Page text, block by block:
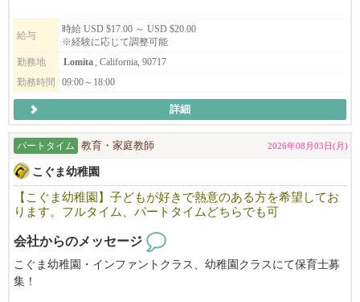
経験者優遇ですが、未経験でもOK。丁寧に研修します。
私たち Patisserie Chantilly は、「本物の素材で、心を込めたお菓子
づくり」を大切にしています。
20年以上にわたり、地域の皆さまに愛されるお店として、日々進
化を続けています。
一緒に働く仲間には、技術はもちろんですが、何よりも「やる
気」と「誠実さ」を求めています。
お菓子づくりが好きな方、丁寧に仕事に取り組みたい方のご応募
を心よりお待ちしています‼️
給与
時給 USD $17.00 ～ USD $20.00
※経験に応じて調整可能
勤務地
Lomita, California, 90717
勤務時間
09:00～18:00
詳細
パートタイム 教育・家庭教師 2026年08月03日(月)
こぐま幼稚園
【こぐま幼稚園】子どもが好きで熱意のある方を希望してお
ります。フルタイム、パートタイムどちらでも可
会社からのメッセージ
こぐま幼稚園・インファントクラス、幼稚園クラスにて保育士募
集！